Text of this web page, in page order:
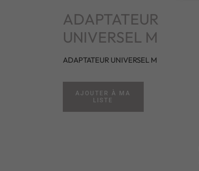
ADAPTATEUR
UNIVERSEL M
ADAPTATEUR UNIVERSEL M
AJOUTER À MA
LISTE